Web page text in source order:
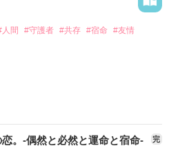
品を読む
人間 #守護者 #共存 #宿命
#友情
恋。-偶然と必然と運命と宿命- 完